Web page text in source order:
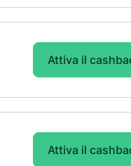
Attiva il
Attiva il